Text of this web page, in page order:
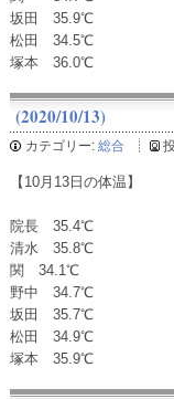
坂田 35.9℃
松田 34.5℃
塚本 36.0℃
(2020/10/13)
カテゴリー: 総合
【10月13日の体温】
院長 35.4℃
清水 35.8℃
関 34.1℃
野中 34.7℃
坂田 35.7℃
松田 34.9℃
塚本 35.9℃